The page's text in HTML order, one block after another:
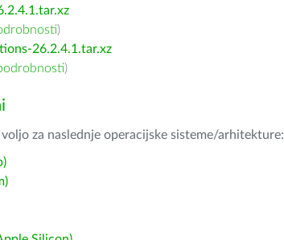
)
26.2.4.1.tar.xz
)
za naslednje operacijske sisteme/arhitekture: